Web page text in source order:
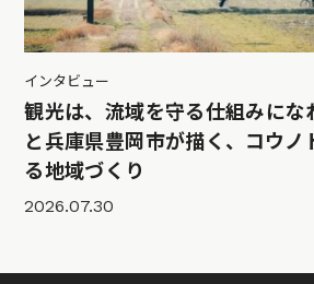
インタビュー
観光は、流域を守る仕組みにな
と兵庫県豊岡市が描く、コウノ
る地域づくり
2026.07.30